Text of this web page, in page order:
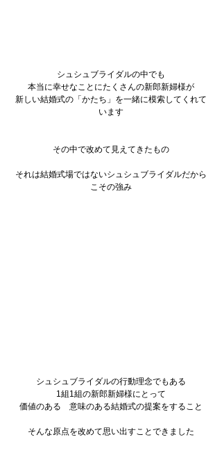
シュシュブライダルの中でも
本当に幸せなことにたくさんの新郎新婦様が
新しい結婚式の「かたち」を一緒に模索してくれて
います
その中で改めて見えてきたもの
それは結婚式場ではないシュシュブライダルだから
こその強み
シュシュブライダルの行動理念でもある
1組1組の新郎新婦様にとって
価値のある　意味のある結婚式の提案をすること
そんな原点を改めて思い出すことできました